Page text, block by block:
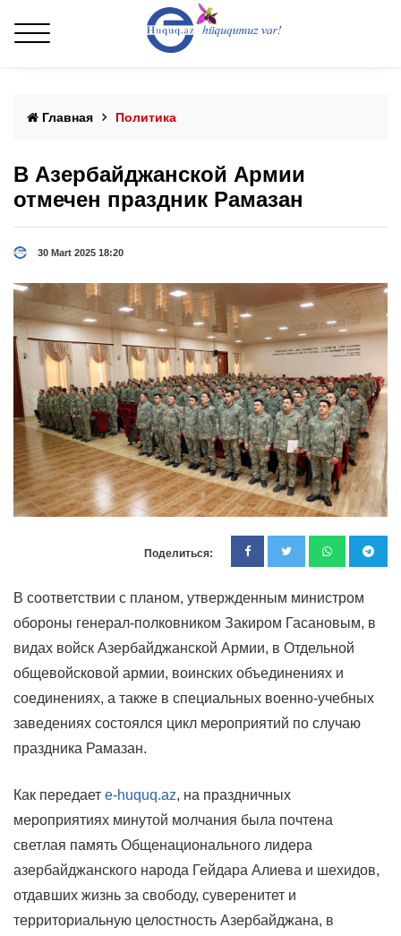
Главная Политика
В Азербайджанской Армии
отмечен праздник Рамазан
30 Mart 2025 18:20
Поделиться:
В соответствии с планом, утвержденным министром
обороны генерал-полковником Закиром Гасановым, в
видах войск Азербайджанской Армии, в Отдельной
общевойсковой армии, воинских объединениях и
соединениях, а также в специальных военно-учебных
заведениях состоялся цикл мероприятий по случаю
праздника Рамазан.
Как передает e-huquq.az, на праздничных
мероприятиях минутой молчания была почтена
светлая память Общенационального лидера
азербайджанского народа Гейдара Алиева и шехидов,
отдавших жизнь за свободу, суверенитет и
территориальную целостность Азербайджана, в